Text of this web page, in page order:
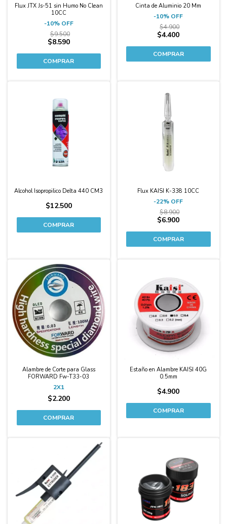
Flux JTX Js-51 sin Humo No Clean
10CC
-10% OFF
$9.500
$8.590
Cinta de Aluminio 20 Mm
-10% OFF
$4.900
$4.400
Alcohol Isopropilico Delta 440 CM3
$12.500
Flux KAISI K-338 10CC
-22% OFF
$8.900
$6.900
Alambre de Corte para Glass
FORWARD Fw-T33-03
2X1
$2.200
Estaño en Alambre KAISI 40G
0.5mm
$4.900